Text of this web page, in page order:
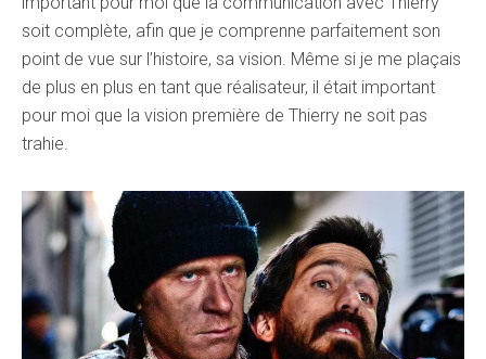
soit complète, afin que je comprenne parfaitement son
point de vue sur l’histoire, sa vision. Même si je me plaçais
de plus en plus en tant que réalisateur, il était important
pour moi que la vision première de Thierry ne soit pas
trahie.